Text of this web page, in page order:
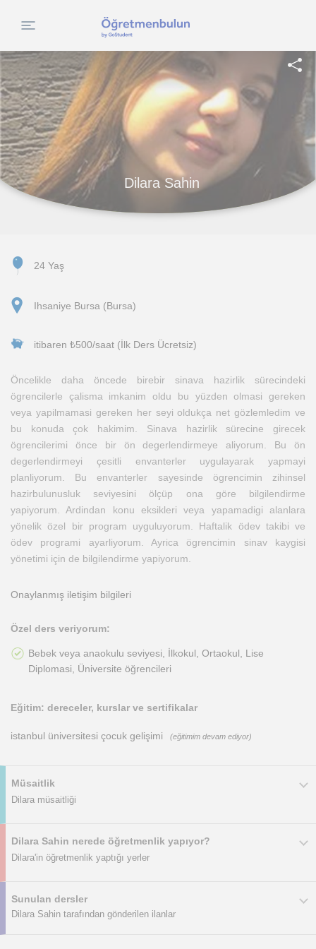
Dilara Sahin
24 Yaş
Ihsaniye Bursa (Bursa)
itibaren ₺500/saat (İlk Ders Ücretsiz)
Öncelikle daha öncede birebir sinava hazirlik sürecindeki
ögrencilerle çalisma imkanim oldu bu yüzden olmasi gereken
veya yapilmamasi gereken her seyi oldukça net gözlemledim ve
bu konuda çok hakimim. Sinava hazirlik sürecine girecek
ögrencilerimi önce bir ön degerlendirmeye aliyorum. Bu ön
degerlendirmeyi çesitli envanterler uygulayarak yapmayi
planliyorum. Bu envanterler sayesinde ögrencimin zihinsel
hazirbulunusluk seviyesini ölçüp ona göre bilgilendirme
yapiyorum. Ardindan konu eksikleri veya yapamadigi alanlara
yönelik özel bir program uyguluyorum. Haftalik ödev takibi ve
ödev programi ayarliyorum. Ayrica ögrencimin sinav kaygisi
yönetimi için de bilgilendirme yapiyorum.
Onaylanmış iletişim bilgileri
Özel ders veriyorum:
Bebek veya anaokulu seviyesi, İlkokul, Ortaokul, Lise
Diplomasi, Üniversite öğrencileri
Eğitim: dereceler, kurslar ve sertifikalar
istanbul üniversitesi çocuk gelişimi (eğitimim devam ediyor)
Müsaitlik
Dilara müsaitliği
Dilara Sahin nerede öğretmenlik yapıyor?
Dilara'in öğretmenlik yaptığı yerler
Sunulan dersler
Dilara Sahin tarafından gönderilen ilanlar